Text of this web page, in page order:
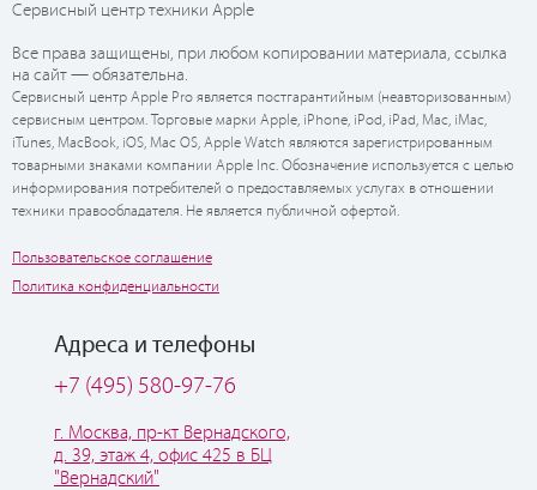
Сервисный центр техники Apple
Все права защищены, при любом копировании материала, ссылка
на сайт — обязательна.
Сервисный центр Apple Pro является постгарантийным (неавторизованным)
сервисным центром. Торговые марки Apple, iPhone, iPod, iPad, Mac, iMac,
iTunes, MacBook, iOS, Mac OS, Apple Watch являются зарегистрированным
товарными знаками компании Apple Inc. Обозначение используется с целью
информирования потребителей о предоставляемых услугах в отношении
техники правообладателя. Не является публичной офертой.
Пользовательское соглашение
Политика конфиденциальности
Адреса и телефоны
+7 (495) 580-97-76
г. Москва, пр-кт Вернадского,
д. 39, этаж 4, офис 425 в БЦ
"Вернадский"